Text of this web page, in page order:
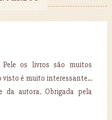
os livros são muitos
visto é muito interessante...
autora. Obrigada pela